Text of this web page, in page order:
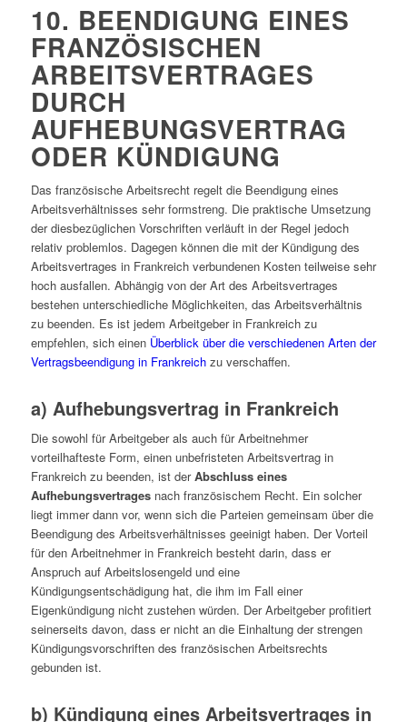
10. BEENDIGUNG EINES
FRANZÖSISCHEN
ARBEITSVERTRAGES
DURCH
AUFHEBUNGSVERTRAG
ODER KÜNDIGUNG
Das französische Arbeitsrecht regelt die Beendigung eines
Arbeitsverhältnisses sehr formstreng. Die praktische Umsetzung
der diesbezüglichen Vorschriften verläuft in der Regel jedoch
relativ problemlos. Dagegen können die mit der Kündigung des
Arbeitsvertrages in Frankreich verbundenen Kosten teilweise sehr
hoch ausfallen. Abhängig von der Art des Arbeitsvertrages
bestehen unterschiedliche Möglichkeiten, das Arbeitsverhältnis
zu beenden. Es ist jedem Arbeitgeber in Frankreich zu
empfehlen, sich einen Überblick über die verschiedenen Arten der
Vertragsbeendigung in Frankreichzu verschaffen.
a) Aufhebungsvertrag in Frankreich
Die sowohl für Arbeitgeber als auch für Arbeitnehmer
vorteilhafteste Form, einen unbefristeten Arbeitsvertrag in
Frankreich zu beenden, ist derAbschluss eines
Aufhebungsvertragesnach französischem Recht. Ein solcher
liegt immer dann vor, wenn sich die Parteien gemeinsam über die
Beendigung des Arbeitsverhältnisses geeinigt haben. Der Vorteil
für den Arbeitnehmer in Frankreich besteht darin, dass er
Anspruch auf Arbeitslosengeld und eine
Kündigungsentschädigung hat, die ihm im Fall einer
Eigenkündigung nicht zustehen würden. Der Arbeitgeber profitiert
seinerseits davon, dass er nicht an die Einhaltung der strengen
Kündigungsvorschriften des französischen Arbeitsrechts
gebunden ist.
b) Kündigung eines Arbeitsvertrages in